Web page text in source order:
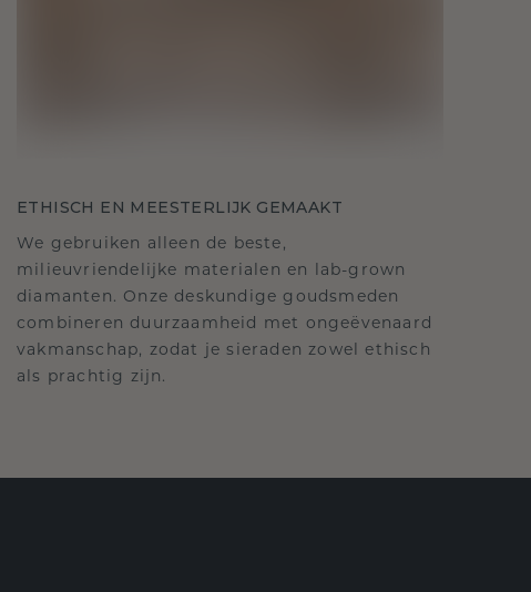
ETHISCH EN MEESTERLIJK GEMAAKT
We gebruiken alleen de beste,
milieuvriendelijke materialen en lab-grown
diamanten. Onze deskundige goudsmeden
combineren duurzaamheid met ongeëvenaard
vakmanschap, zodat je sieraden zowel ethisch
als prachtig zijn.